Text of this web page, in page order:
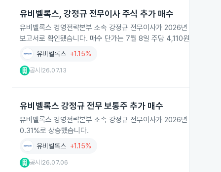
유비벨록스, 강정규 전무이사 주식 추가 매수
유비벨록스 경영전략본부 소속 강정규 전무이사가 2026년 7월 8일
보고서로 확인됐습니다. 매수 단가는 7월 8일 주당 4,110원과 7월
유비벨록스 +1.15%
공시 26.07.13
유비벨록스 강정규 전무 보통주 추가 매수
유비벨록스 경영전략본부 소속 강정규 전무이사가 2026년 7월 6
0.31%로 상승했습니다.
유비벨록스 +1.15%
공시 26.07.06